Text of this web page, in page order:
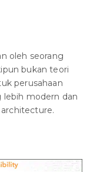
oleh seorang
bukan teori
perusahaan
lebih modern dan